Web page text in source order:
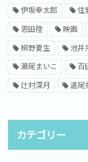
伊坂幸太郎 住
恩田陸 映画
桐野夏生 池井
瀬尾まいこ 百
辻村深月 道尾
カテゴリー